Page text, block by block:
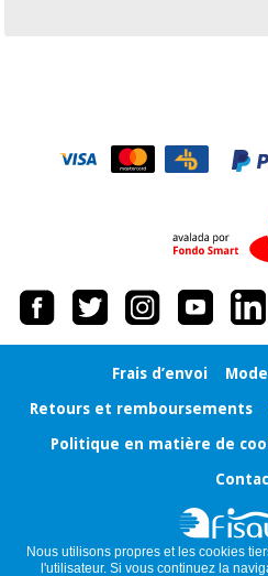
Frais d’envoi
Retours et remboursements
Politique en matière de
Nous utilisons propres et les cookies
l'utilisateur. Si vous continuez la